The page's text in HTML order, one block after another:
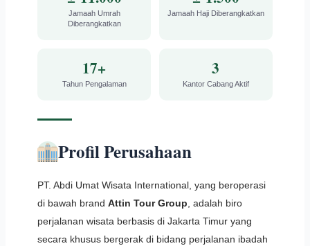
Jamaah Umrah
Diberangkatkan
Jamaah Haji Diberangkatkan
17+
Tahun Pengalaman
3
Kantor Cabang Aktif
Profil Perusahaan
PT. Abdi Umat Wisata International, yang beroperasi
di bawah brandAttin Tour Group , adalah biro
perjalanan wisata berbasis di Jakarta Timur yang
secara khusus bergerak di bidang perjalanan ibadah